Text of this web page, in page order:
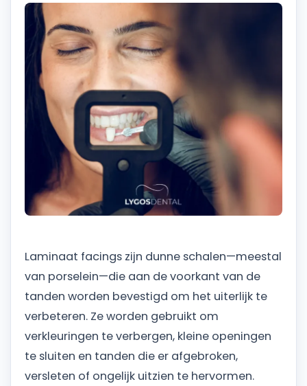
Laminaat facings zijn dunne schalen—meestal
van porselein—die aan de voorkant van de
tanden worden bevestigd om het uiterlijk te
verbeteren. Ze worden gebruikt om
verkleuringen te verbergen, kleine openingen
te sluiten en tanden die er afgebroken,
versleten of ongelijk uitzien te hervormen.